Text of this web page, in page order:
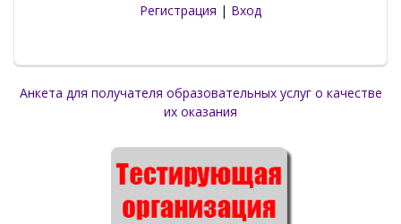
Регистрация | Вход
Анкета для получателя образовательных услуг о качестве
их оказания